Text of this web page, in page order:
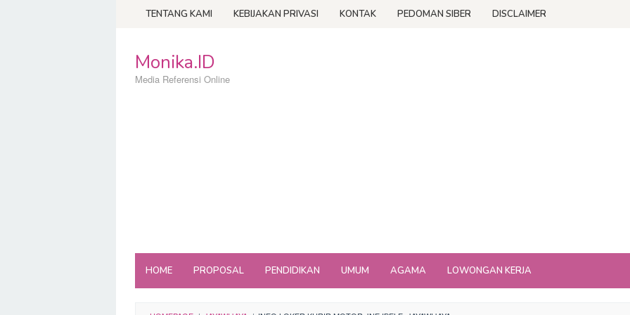
TENTANG KAMI KEBIJAKAN PRIVASI KONTAK PEDOMAN SIBER DISCLAIMER
Monika.ID
Media Referensi Online
HOME PROPOSAL PENDIDIKAN UMUM AGAMA LOWONGAN KERJA